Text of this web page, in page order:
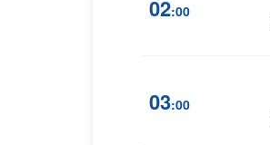
02:00
03:00